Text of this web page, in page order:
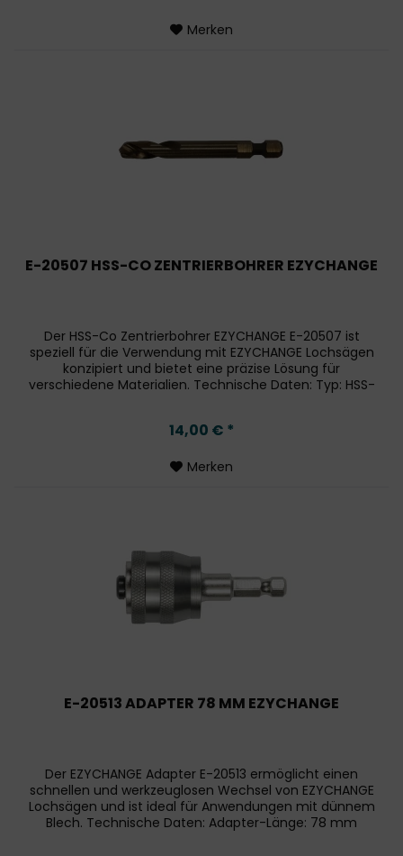
Merken
E-20507 HSS-CO ZENTRIERBOHRER EZYCHANGE
Der HSS-Co Zentrierbohrer EZYCHANGE E-20507 ist
speziell für die Verwendung mit EZYCHANGE Lochsägen
konzipiert und bietet eine präzise Lösung für
verschiedene Materialien. Technische Daten: Typ: HSS-
14,00 € *
Merken
E-20513 ADAPTER 78 MM EZYCHANGE
Der EZYCHANGE Adapter E-20513 ermöglicht einen
schnellen und werkzeuglosen Wechsel von EZYCHANGE
Lochsägen und ist ideal für Anwendungen mit dünnem
Blech. Technische Daten: Adapter-Länge: 78 mm